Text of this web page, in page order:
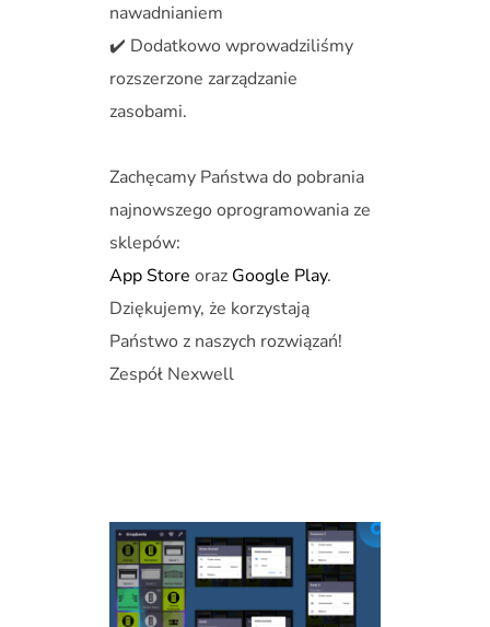
nawadnianiem
✔️ Dodatkowo wprowadziliśmy
rozszerzone zarządzanie
zasobami.
Zachęcamy Państwa do pobrania
najnowszego oprogramowania ze
sklepów:
App Store oraz Google Play.
Dziękujemy, że korzystają
Państwo z naszych rozwiązań!
Zespół Nexwell